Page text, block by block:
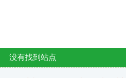
没有找到站点